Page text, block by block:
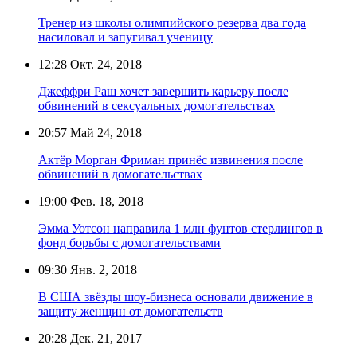
Тренер из школы олимпийского резерва два года
насиловал и запугивал ученицу
12:28 Окт. 24, 2018
Джеффри Раш хочет завершить карьеру после
обвинений в сексуальных домогательствах
20:57 Май 24, 2018
Актёр Морган Фриман принёс извинения после
обвинений в домогательствах
19:00 Фев. 18, 2018
Эмма Уотсон направила 1 млн фунтов стерлингов в
фонд борьбы с домогательствами
09:30 Янв. 2, 2018
В США звёзды шоу-бизнеса основали движение в
защиту женщин от домогательств
20:28 Дек. 21, 2017